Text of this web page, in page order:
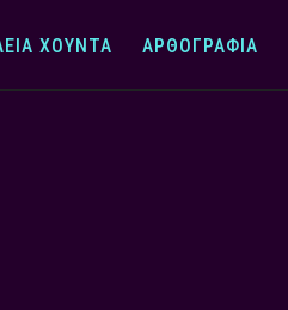
ΧΟΎΝΤΑ ΑΡΘΟΓΡΑΦΊΑ